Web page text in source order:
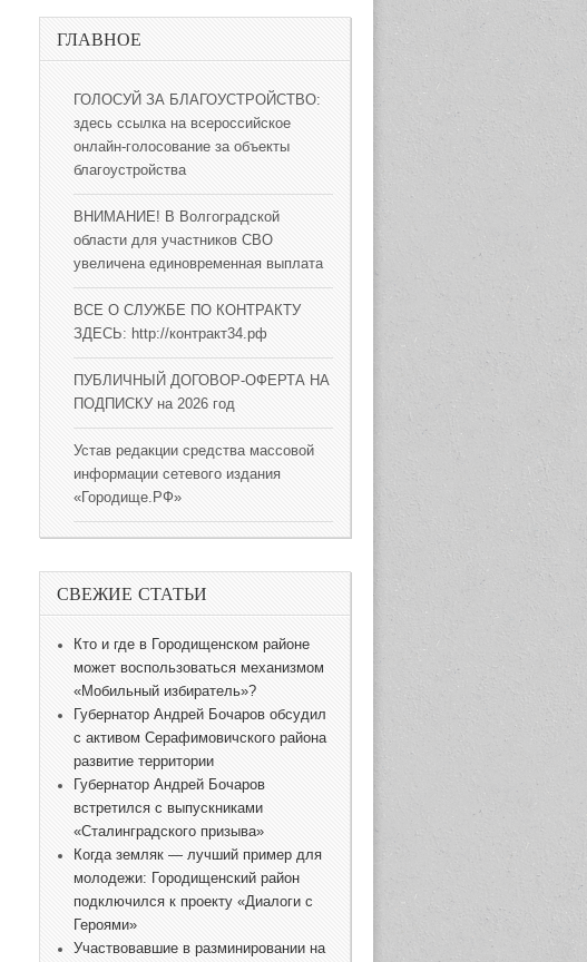
ГЛАВНОЕ
ГОЛОСУЙ ЗА БЛАГОУСТРОЙСТВО:
здесь ссылка на всероссийское
онлайн-голосование за объекты
благоустройства
ВНИМАНИЕ! В Волгоградской
области для участников СВО
увеличена единовременная выплата
ВСЕ О СЛУЖБЕ ПО КОНТРАКТУ
ЗДЕСЬ: http://контракт34.рф
ПУБЛИЧНЫЙ ДОГОВОР-ОФЕРТА НА
ПОДПИСКУ на 2026 год
Устав редакции средства массовой
информации сетевого издания
«Городище.РФ»
СВЕЖИЕ СТАТЬИ
Кто и где в Городищенском районе
может воспользоваться механизмом
«Мобильный избиратель»?
Губернатор Андрей Бочаров обсудил
с активом Серафимовичского района
развитие территории
Губернатор Андрей Бочаров
встретился с выпускниками
«Сталинградского призыва»
Когда земляк — лучший пример для
молодежи: Городищенский район
подключился к проекту «Диалоги с
Героями»
Участвовавшие в разминировании на